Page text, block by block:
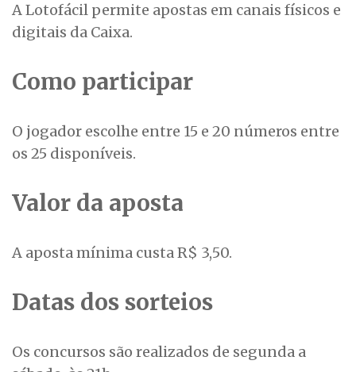
A Lotofácil permite apostas em canais físicos e
digitais da Caixa.
Como participar
O jogador escolhe entre 15 e 20 números entre
os 25 disponíveis.
Valor da aposta
A aposta mínima custa R$ 3,50.
Datas dos sorteios
Os concursos são realizados de segunda a